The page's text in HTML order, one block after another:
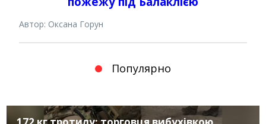
Автор: Оксана Горун
Популярно